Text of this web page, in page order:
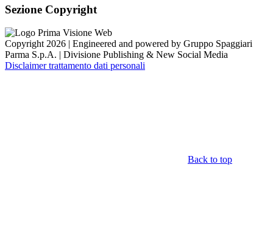
Sezione Copyright
Copyright 2026 | Engineered and powered by Gruppo Spaggiari
Parma S.p.A. | Divisione Publishing & New Social Media
Disclaimer trattamento dati personali
Back to top